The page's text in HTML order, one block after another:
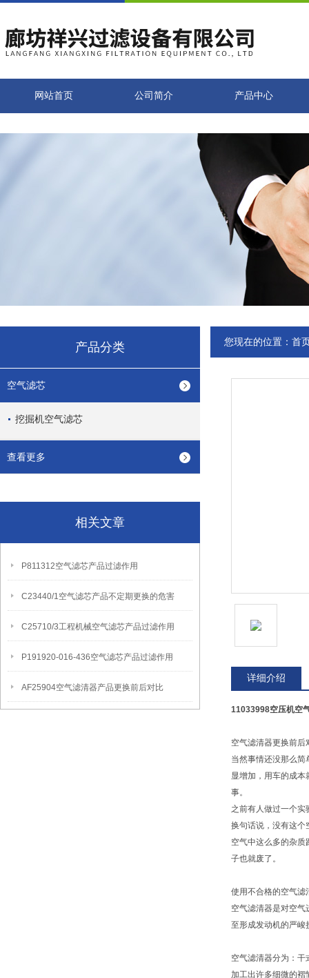
网站首页 公司简介 产品中心
产品分类
空气滤芯
挖掘机空气滤芯
查看更多
相关文章
P811312空气滤芯产品过滤作用
C23440/1空气滤芯产品不定期更换的危害
C25710/3工程机械空气滤芯产品过滤作用
P191920-016-436空气滤芯产品过滤作用
AF25904空气滤清器产品更换前后对比
您现在的位置： 首
详细介绍
11033998空压机空
空气滤清器更换前后
当然事情还没那么
显增加，用车的成
事。
之前有人做过一个
换句话说，没有这个
空气中这么多的杂
子也就废了。
使用不合格的空气滤
空气滤清器是对空
至形成发动机的严峻
空气滤清器分为：
加工出许多细微的褶